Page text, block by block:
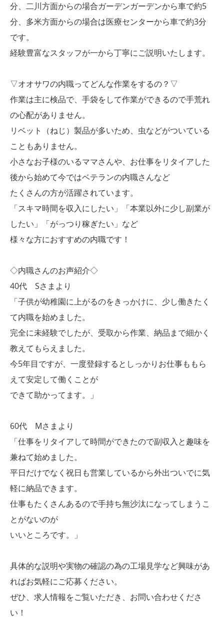
分、二川方面からの場合ガーデンガーデンから車で約5
分、多米方面からの場合は医療センターから車で約3分
です。
経験豊富なスタッフが一から丁寧にご説明いたします。
▽オオサワの内職ってどんな作業をするの？▽
作業は主に検品で、手袋をして作業ができるので手荒れ
の心配がありません。
リベット（ねじ）製品が多いため、虫などがついている
こともありません。
小さなお子様のいるママさんや、お仕事をリタイアした
後から始めて今ではベテランの内職さんなど
たくさんの方が活躍されています。
「スキマ時間を収入にしたい」「本業以外に少し副業が
したい」「がっつり稼ぎたい」など
様々な方におすすめの内職です！
◇内職さんのお声紹介◇
40代 Sさまより
「子供が幼稚園に上がるのをきっかけに、少し働きたく
て内職を始めました。
完全に未経験でしたが、受取から作業、納品まで細かく
教えてもらえました。
今5年目ですが、一度登録するとしっかりお仕事ももら
えて安定して働くことが
できて助かってます。」
60代 Mさまより
「仕事をリタイアして時間ができたので副収入と趣味を
兼ねて始めました。
平日だけでなく祝日も営業しているから外出ついでに気
軽に納品できます。
仕事もたくさんあるので手持ち無沙汰になってしまうこ
とがないのが
いいところです。」
具体的な説明や実物の確認の為の工場見学など興味があ
ればお気軽にご応募ください。
ぜひ、求人情報をご覧いただき、お問い合わせくださ
い！